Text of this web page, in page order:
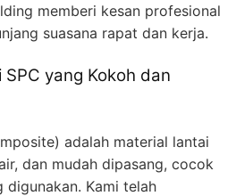
memberi kesan profesional
suasana rapat dan kerja.
yang Kokoh dan
adalah material lantai
dan mudah dipasang, cocok
digunakan. Kami telah